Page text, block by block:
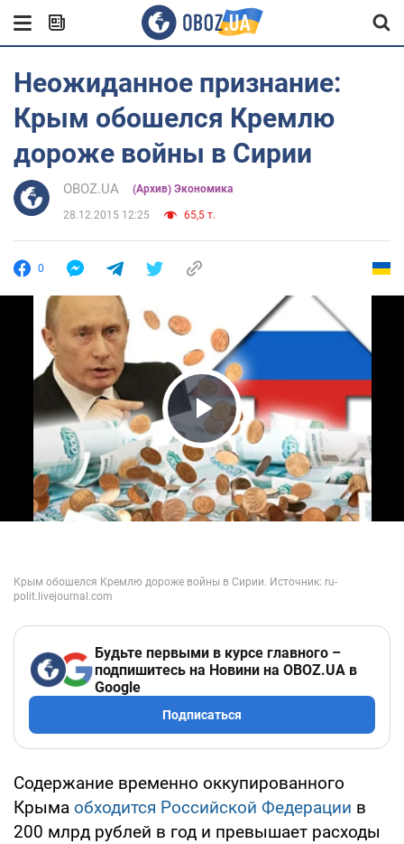
Неожиданное признание:
Крым обошелся Кремлю
дороже войны в Сирии
OBOZ.UA (Архив) Экономика
28.12.2015 12:25 65,5 т.
0
Play Video
Будьте первыми в курсе главного –
подпишитесь на Новини на OBOZ.UA в
Google
Подписаться
Содержание временно оккупированного
Крыма обходится Российской Федерации в
200 млрд рублей в год и превышает расходы